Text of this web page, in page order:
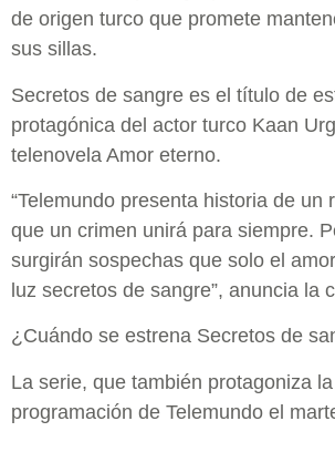
de origen turco que promete
sus sillas.
Secretos de sangre es el título de
protagónica del actor turco Kaan
telenovela Amor eterno.
“Telemundo presenta historia de
que un crimen unirá para siempre.
surgirán sospechas que solo el
luz secretos de sangre”, anuncia la
¿Cuándo se estrena Secretos de
La serie, que también protagoniza
programación de Telemundo el